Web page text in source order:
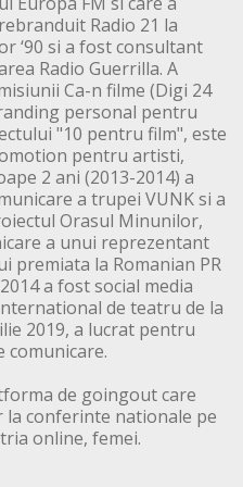
Radio 21 la
‘90 si a fost consultant
Radio Guerrilla. A
Ca-n filme (Digi 24
personal pentru
"10 pentru film", este
pentru artisti,
2 ani (2013-2014) a
a trupei VUNK si a
Orasul Minunilor,
a unui reprezentant
premiata la Romanian PR
a fost social media
de teatru de la
2019, a lucrat pentru
comunicare.
de goingout care
la conferinte nationale pe
online, femei.